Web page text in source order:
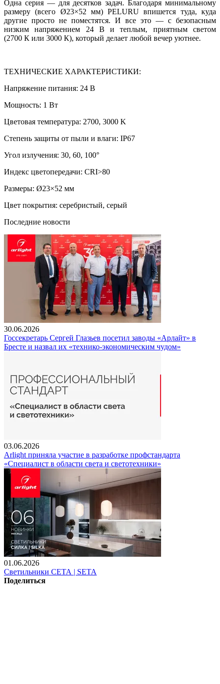
Одна серия — для десятков задач. Благодаря минимальному
размеру (всего Ø23×52 мм) PELURU впишется туда, куда
другие просто не поместятся. И все это — с безопасным
низким напряжением 24 В и теплым, приятным светом
(2700 К или 3000 К), который делает любой вечер уютнее.
ТЕХНИЧЕСКИЕ ХАРАКТЕРИСТИКИ:
Напряжение питания: 24 В
Мощность: 1 Вт
Цветовая температура: 2700, 3000 K
Степень защиты от пыли и влаги: IP67
Угол излучения: 30, 60, 100°
Индекс цветопередачи: CRI>80
Размеры: Ø23×52 мм
Цвет покрытия: серебристый, серый
Последние новости
30.06.2026
Госсекретарь Сергей Глазьев посетил заводы «Арлайт» в
Бресте и назвал их «технико-экономическим чудом»
03.06.2026
Arlight приняла участие в разработке профстандарта
«Специалист в области света и светотехники»
01.06.2026
Светильники СЕТА | SETA
Поделиться